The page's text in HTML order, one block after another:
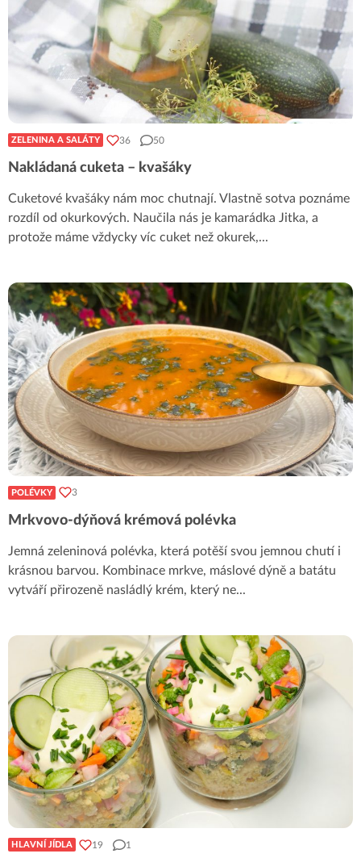
ZELENINA A SALÁTY 36 50
Nakládaná cuketa – kvašáky
Cuketové kvašáky nám moc chutnají. Vlastně sotva poznáme
rozdíl od okurkových. Naučila nás je kamarádka Jitka, a
protože máme vždycky víc cuket než okurek,...
POLÉVKY 3
Mrkvovo-dýňová krémová polévka
Jemná zeleninová polévka, která potěší svou jemnou chutí i
krásnou barvou. Kombinace mrkve, máslové dýně a batátu
vytváří přirozeně nasládlý krém, který ne...
HLAVNÍ JÍDLA 19 1